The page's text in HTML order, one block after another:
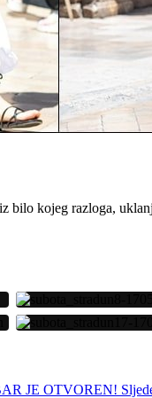
bilo kojeg razloga,
JE OTVOREN!